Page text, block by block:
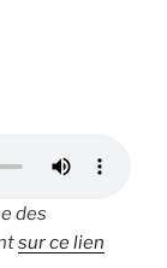
des
sur ce lien